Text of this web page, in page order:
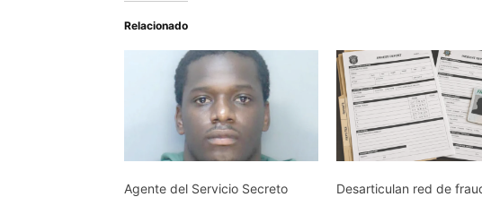
Relacionado
Agente del Servicio Secreto
Desarticulan red de